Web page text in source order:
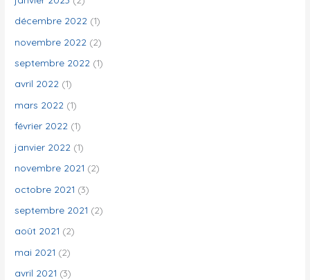
décembre 2022 (1)
novembre 2022 (2)
septembre 2022 (1)
avril 2022 (1)
mars 2022 (1)
février 2022 (1)
janvier 2022 (1)
novembre 2021 (2)
octobre 2021 (3)
septembre 2021 (2)
août 2021 (2)
mai 2021 (2)
avril 2021 (3)